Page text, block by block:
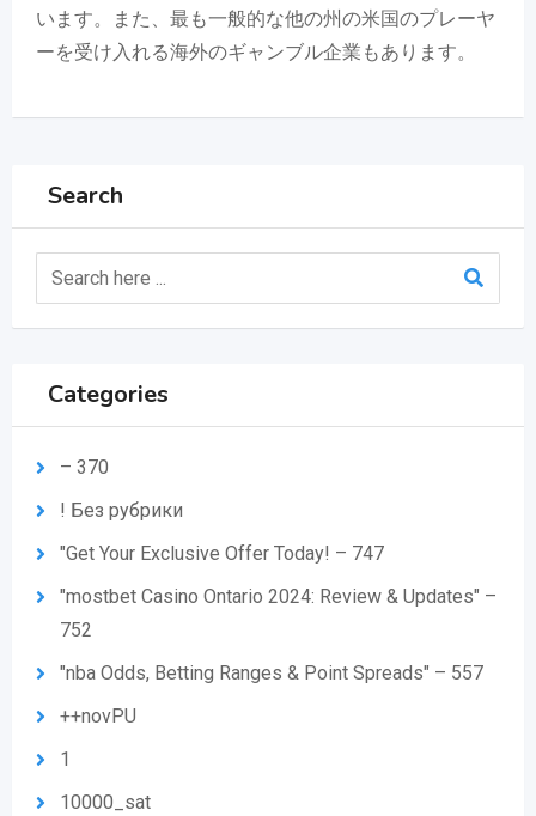
います。また、最も一般的な他の州の米国のプレーヤ
ーを受け入れる海外のギャンブル企業もあります。
Search
Categories
– 370
! Без рубрики
"Get Your Exclusive Offer Today! – 747
"mostbet Casino Ontario 2024: Review & Updates" –
752
"nba Odds, Betting Ranges & Point Spreads" – 557
++novPU
1
10000_sat